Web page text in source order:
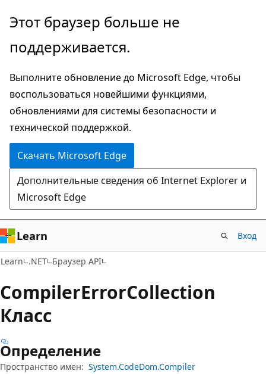
Пропустить
перейти
основному
содержимому
Переход
навигации
странице
Этот браузер больше не
поддерживается.
Выполните обновление до Microsoft Edge, чтобы
воспользоваться новейшими функциями,
обновлениями для системы безопасности и
технической поддержкой.
Скачать Microsoft Edge
Дополнительные сведения об Internet Explorer и
Microsoft Edge
Learn Вход
Learn .NET Браузер API
CompilerErrorCollection
Класс
Определение
Пространство имен: System.CodeDom.Compiler